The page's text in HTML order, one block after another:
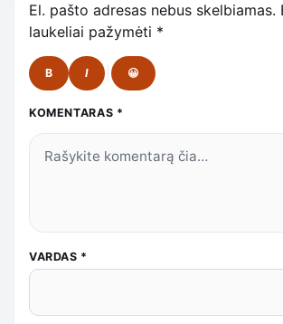
El. pašto adresas nebus skelbiamas.
laukeliai pažymėti *
B I 😀
KOMENTARAS *
VARDAS *